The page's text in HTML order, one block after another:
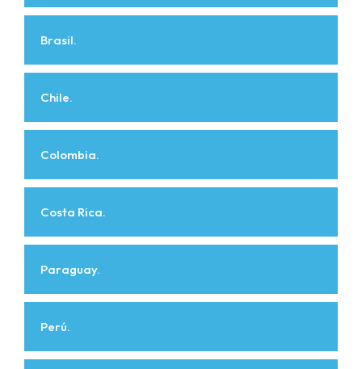
Brasil.
Chile.
Colombia.
Costa Rica.
Paraguay.
Perú.